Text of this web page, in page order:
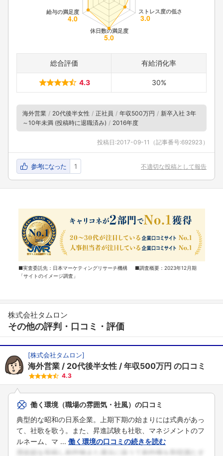
総合評価 有給消化率
4.3 30%
海外営業 20代後半女性 正社員 年収500万円
新卒入社 3年
～10年未満 (投稿時に退職済み)
2016年度
投稿日:2017-09-11 （記事番号:692923）
参考になった 1 不適切な投稿として報告
■実査委託先：日本マーケティングリサーチ機構 ■調査概要：2023年12月期
「サイトのイメージ調査」
株式会社タムロン
その他の評判・口コミ・評価
[株式会社タムロン]
海外営業 20代後半女性 年収500万円 の口コミ
4.3
働く環境（職場の雰囲気・社風）の口コミ
典型的な昭和の日系企業。上期下期の始まりには式典があっ
て、社歌を歌う。また、昇進試験も社歌、マネジメントのフ
ルネーム、マ ... 働く環境の口コミの続きを読む